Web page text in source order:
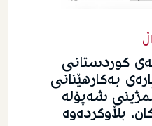
کوردستانى
بەکارهێنانی
شه‌پۆلە
بڵاوکرده‌وه‌